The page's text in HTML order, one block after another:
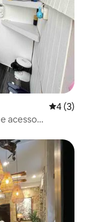
4 de
4 (3)
acesso